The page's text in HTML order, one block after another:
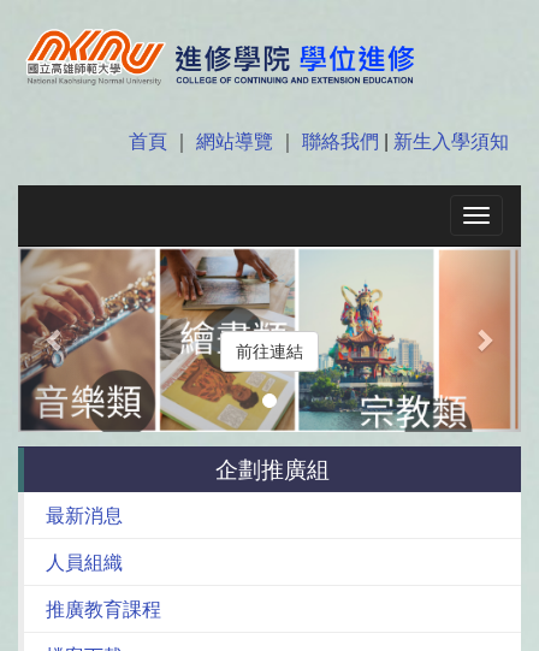
首頁 網站導覽 聯絡我們 新生入學須知
Toggle
前往連結
Previous
企劃推廣組
最新消息
人員組織
推廣教育課程